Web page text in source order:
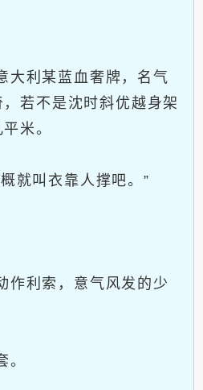
利某蓝血奢牌，名气
若不是沈时斜优越身架
米。
就叫衣靠人撑吧。”
利索，意气风发的少